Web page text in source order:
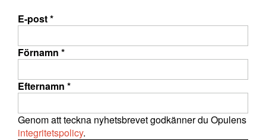
E-post*
Förnamn *
Efternamn *
Genom att teckna nyhetsbrevet godkänner du Opulens
integritetspolicy.